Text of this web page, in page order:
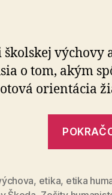
školskej
o tom, akým
orientácia
, etika, etika